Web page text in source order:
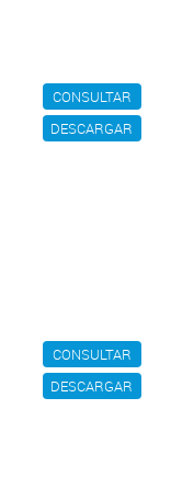
CONSULTAR
DESCARGAR
CONSULTAR
DESCARGAR